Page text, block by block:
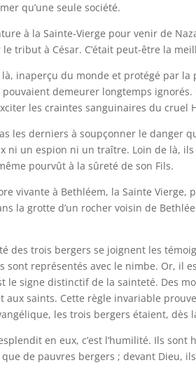
qu’une seule société.
à la Sainte-Vierge pour venir de
tribut à César. C’était peut-être la
inaperçu du monde et protégé par
demeurer longtemps ignorés.
les craintes sanguinaires du cruel
les derniers à soupçonner le danger
ni un espion ni un traître. Loin de là,
pourvût à la sûreté de son Fils.
vivante à Bethléem, la Sainte
la grotte d’un rocher voisin de
des trois bergers se joignent les
sont représentés avec le nimbe. Or, il
le signe distinctif de la sainteté. Des
aux saints. Cette règle invariable
les trois bergers étaient,
en eux, c’est l’humilité. Ils
de pauvres bergers ; devant Dieu,